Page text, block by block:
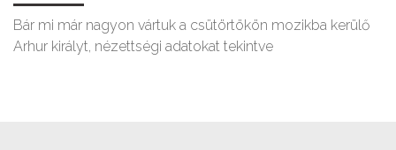
Bár mi már nagyon vártuk a csütörtökön mozikba kerülő
Arhur királyt, nézettségi adatokat tekintve